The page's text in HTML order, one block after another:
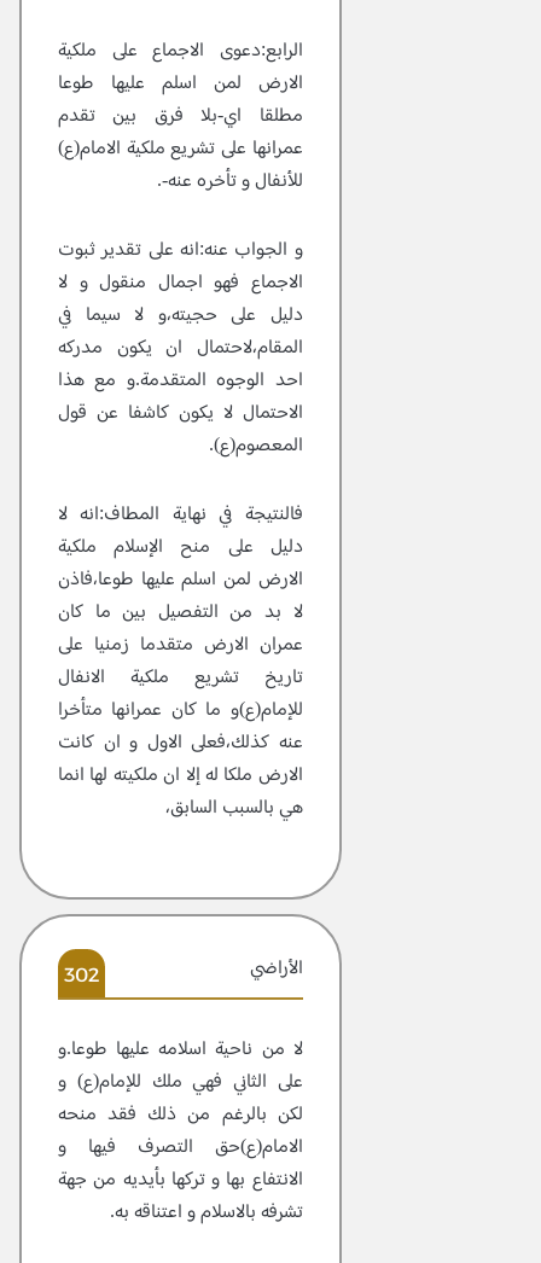
الرابع:دعوى الاجماع على ملكية
الارض لمن اسلم عليها طوعا
مطلقا اي-بلا فرق بين تقدم
عمرانها على تشريع ملكية الامام(ع)
للأنفال و تأخره عنه-.
و الجواب عنه:انه على تقدير ثبوت
الاجماع فهو اجمال منقول و لا
دليل على حجيته،و لا سيما في
المقام،لاحتمال ان يكون مدركه
احد الوجوه المتقدمة.و مع هذا
الاحتمال لا يكون كاشفا عن قول
المعصوم(ع).
فالنتيجة في نهاية المطاف:انه لا
دليل على منح الإسلام ملكية
الارض لمن اسلم عليها طوعا،فاذن
لا بد من التفصيل بين ما كان
عمران الارض متقدما زمنيا على
تاريخ تشريع ملكية الانفال
للإمام(ع)و ما كان عمرانها متأخرا
عنه كذلك،فعلى الاول و ان كانت
الارض ملكا له إلا ان ملكيته لها انما
هي بالسبب السابق،
الأراضي 302
لا من ناحية اسلامه عليها طوعا.و
على الثاني فهي ملك للإمام(ع) و
لكن بالرغم من ذلك فقد منحه
الامام(ع)حق التصرف فيها و
الانتفاع بها و تركها بأيديه من جهة
تشرفه بالاسلام و اعتناقه به.